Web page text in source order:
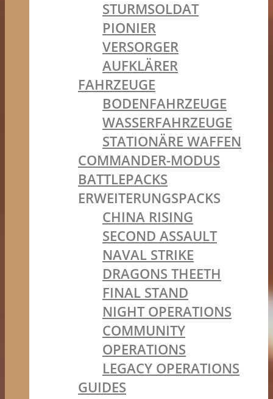
STURMSOLDAT
PIONIER
VERSORGER
AUFKLÄRER
FAHRZEUGE
BODENFAHRZEUGE
WASSERFAHRZEUGE
STATIONÄRE WAFFEN
COMMANDER-MODUS
BATTLEPACKS
ERWEITERUNGSPACKS
CHINA RISING
SECOND ASSAULT
NAVAL STRIKE
DRAGONS THEETH
FINAL STAND
NIGHT OPERATIONS
COMMUNITY
OPERATIONS
LEGACY OPERATIONS
GUIDES